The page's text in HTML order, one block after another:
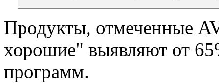
Продукты, отмеченные
хорошие" выявляют от
программ.